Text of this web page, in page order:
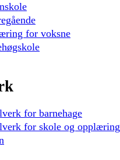
for voksne
for barnehage
for skole og opplæring